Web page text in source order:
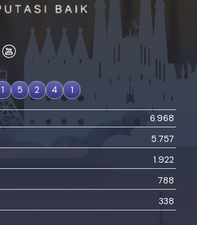
1 5 2 4 1
6.968
5.757
1.922
788
338